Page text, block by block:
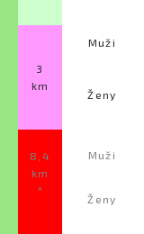
3
km
Muži
Ženy
8,4
km
*
Muži
Ženy